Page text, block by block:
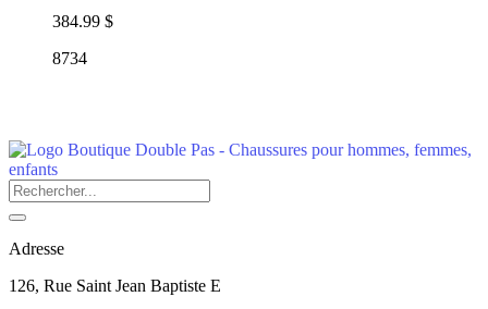
384.99 $
8734
Adresse
126, Rue Saint Jean Baptiste E